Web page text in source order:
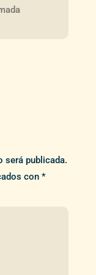
será publicada.
con *